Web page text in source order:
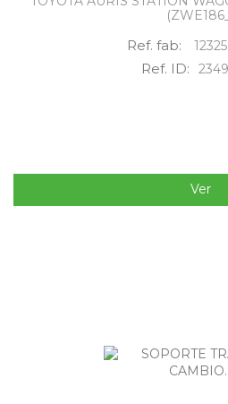
Ref. fab:
Ref. ID:
Ver